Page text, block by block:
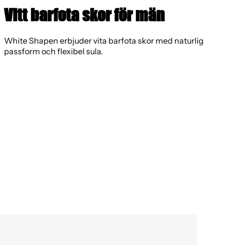
Vitt barfota skor för män
White Shapen erbjuder vita barfota skor med naturlig
passform och flexibel sula.